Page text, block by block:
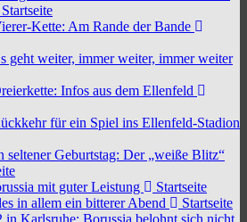
Startseite
Kette: Am Rande der Bande
geht weiter, immer weiter, immer weiter
Infos aus dem Ellenfeld
für ein Spiel ins Ellenfeld-Stadion
seltener Geburtstag: Der „weiße Blitz“
mit guter Leistung
Startseite
in allem ein bitterer Abend
Startseite
in Karlsruhe: Borussia belohnt sich nicht